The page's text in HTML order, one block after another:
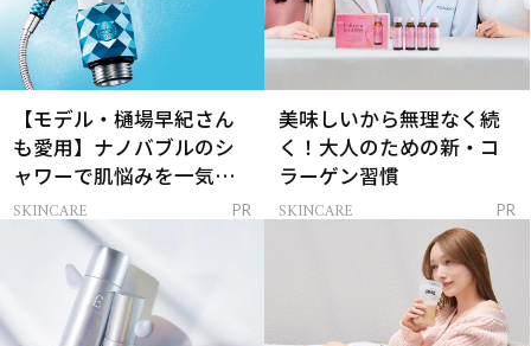
【モデル・樋場早紀さん
も愛用】ナノバブルのシ
ャワーで肌悩みを一気に
解決
SKINCARE PR
美味しいから無理なく続
く！大人のための新・コ
ラーゲン習慣
SKINCARE PR